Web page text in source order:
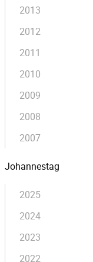
2013
2012
2011
2010
2009
2008
2007
Johannestag
2025
2024
2023
2022